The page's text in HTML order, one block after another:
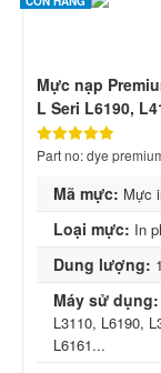
Mực nạp
L Seri L6190,
Part no: dye
Mã mực: Mực
Loại mực: In
Dung lượng:
Máy sử dụng:
L3110, L6190,
L6161...